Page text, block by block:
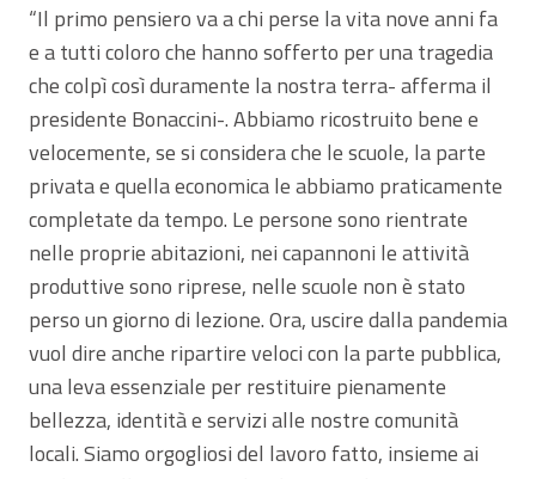
“Il primo pensiero va a chi perse la vita nove anni fa
e a tutti coloro che hanno sofferto per una tragedia
che colpì così duramente la nostra terra- afferma il
presidente Bonaccini-. Abbiamo ricostruito bene e
velocemente, se si considera che le scuole, la parte
privata e quella economica le abbiamo praticamente
completate da tempo. Le persone sono rientrate
nelle proprie abitazioni, nei capannoni le attività
produttive sono riprese, nelle scuole non è stato
perso un giorno di lezione. Ora, uscire dalla pandemia
vuol dire anche ripartire veloci con la parte pubblica,
una leva essenziale per restituire pienamente
bellezza, identità e servizi alle nostre comunità
locali. Siamo orgogliosi del lavoro fatto, insieme ai